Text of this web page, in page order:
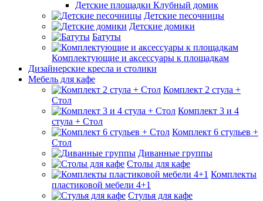
Детские площадки Клубный домик
Детские песочницы
Детские домики
Батуты
Комплектующие и аксессуары к площадкам
Дизайнерские кресла и столики
Мебель для кафе
Комплект 2 стула +
Стол
Комплект 3 и 4
стула + Стол
Комплект 6 стульев +
Стол
Диванные группы
Столы для кафе
Комплекты
пластиковой мебели 4+1
Стулья для кафе